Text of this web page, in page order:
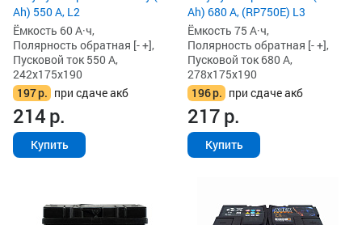
Ah) 550 А, L2
Ёмкость 60 А·ч,
Полярность обратная [- +],
Пусковой ток 550 А,
242x175x190
197р. при сдаче акб
214р.
Купить
Ah) 680 А, (RP750E) L3
Ёмкость 75 А·ч,
Полярность обратная [- +],
Пусковой ток 680 А,
278x175x190
196р. при сдаче акб
217р.
Купить